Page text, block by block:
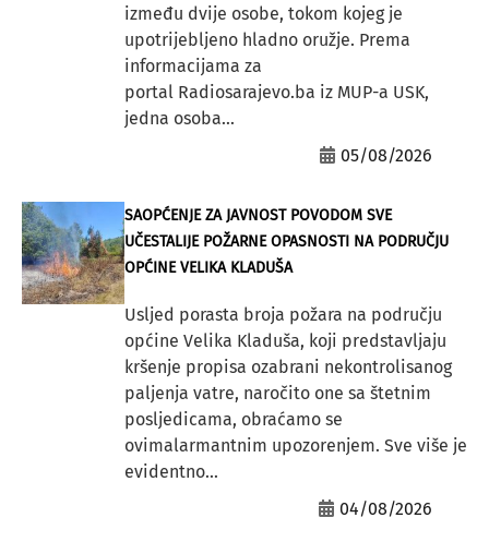
između dvije osobe, tokom kojeg je
upotrijebljeno hladno oružje. Prema
informacijama za
portal Radiosarajevo.ba iz MUP-a USK,
jedna osoba...
05/08/2026
SAOPĆENJE ZA JAVNOST POVODOM SVE
UČESTALIJE POŽARNE OPASNOSTI NA PODRUČJU
OPĆINE VELIKA KLADUŠA
Usljed porasta broja požara na području
općine Velika Kladuša, koji predstavljaju
kršenje propisa ozabrani nekontrolisanog
paljenja vatre, naročito one sa štetnim
posljedicama, obraćamo se
ovimalarmantnim upozorenjem. Sve više je
evidentno...
04/08/2026